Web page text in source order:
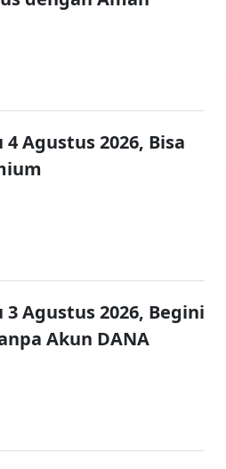
Agustus 2026, Bisa
Agustus 2026, Begini
Akun DANA